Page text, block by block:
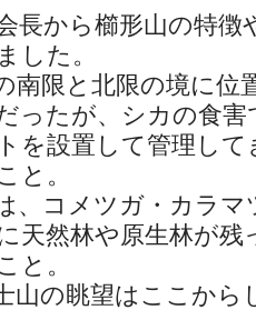
長から櫛形山の特徴
した。
限と北限の境に位
ったが、シカの食害
を設置して管理し
と。
、コメツガ・カラマ
天然林や原生林が残
と。
山の眺望はここから